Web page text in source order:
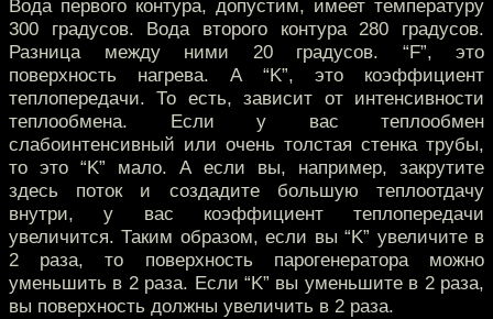
Вода первого контура, допустим, имеет температуру
300 градусов. Вода второго контура 280 градусов.
Разница между ними 20 градусов. “F”, это
поверхность нагрева. А “K”, это коэффициент
теплопередачи. То есть, зависит от интенсивности
теплообмена. Если у вас теплообмен
слабоинтенсивный или очень толстая стенка трубы,
то это “K” мало. А если вы, например, закрутите
здесь поток и создадите большую теплоотдачу
внутри, у вас коэффициент теплопередачи
увеличится. Таким образом, если вы “K” увеличите в
2 раза, то поверхность парогенератора можно
уменьшить в 2 раза. Если “K” вы уменьшите в 2 раза,
вы поверхность должны увеличить в 2 раза.